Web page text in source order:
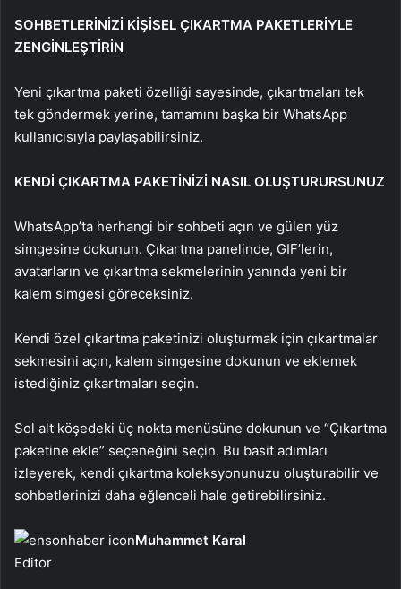
SOHBETLERİNİZİ KİŞİSEL ÇIKARTMA PAKETLERİYLE
ZENGİNLEŞTİRİN
Yeni çıkartma paketi özelliği sayesinde, çıkartmaları tek
tek göndermek yerine, tamamını başka bir WhatsApp
kullanıcısıyla paylaşabilirsiniz.
KENDİ ÇIKARTMA PAKETİNİZİ NASIL OLUŞTURURSUNUZ
WhatsApp’ta herhangi bir sohbeti açın ve gülen yüz
simgesine dokunun. Çıkartma panelinde, GIF’lerin,
avatarların ve çıkartma sekmelerinin yanında yeni bir
kalem simgesi göreceksiniz.
Kendi özel çıkartma paketinizi oluşturmak için çıkartmalar
sekmesini açın, kalem simgesine dokunun ve eklemek
istediğiniz çıkartmaları seçin.
Sol alt köşedeki üç nokta menüsüne dokunun ve “Çıkartma
paketine ekle” seçeneğini seçin. Bu basit adımları
izleyerek, kendi çıkartma koleksyonunuzu oluşturabilir ve
sohbetlerinizi daha eğlenceli hale getirebilirsiniz.
Muhammet Karal
Editor